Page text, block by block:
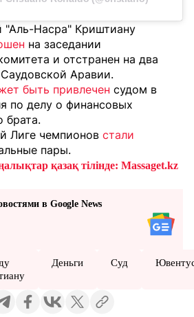
"Аль-Насра" Криштиану
на заседании
и отстранен на два
Аравии.
быть привлечен судом в
по делу о финансовых
брата.
Лиге чемпионов стали
пары.
қазақ тілінде: Massaget.kz
в Google News
Деньги Суд